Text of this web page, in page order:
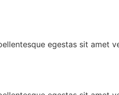
egestas sit amet